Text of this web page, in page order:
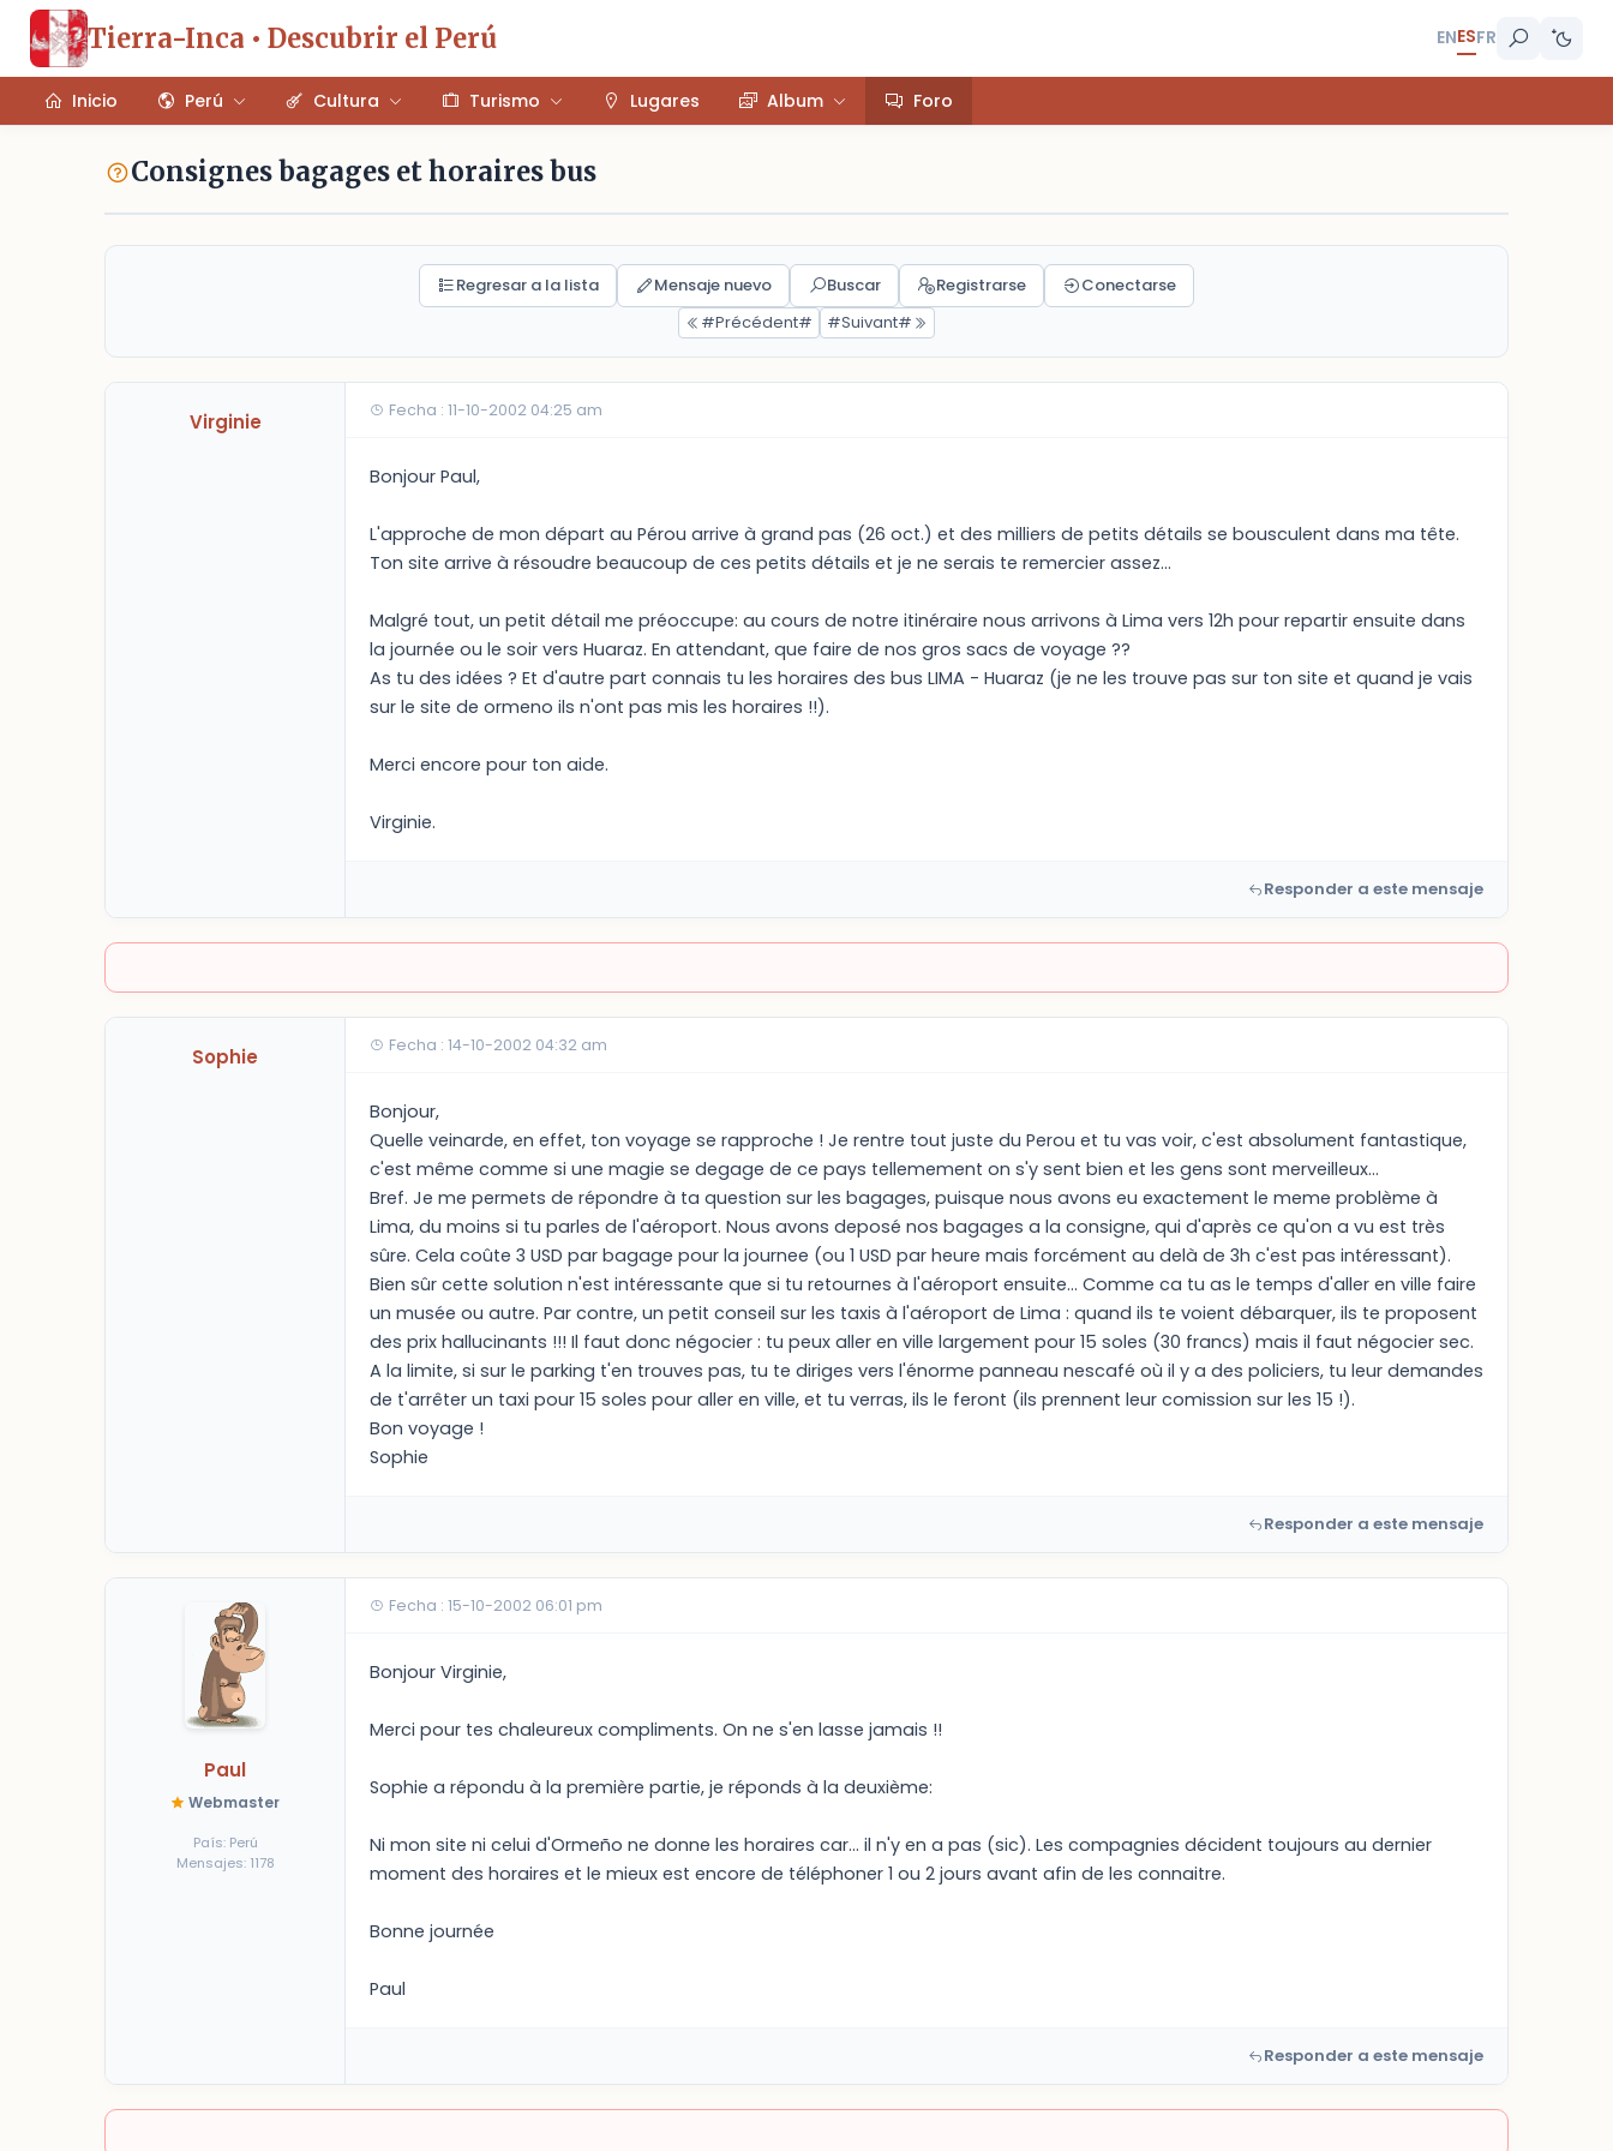
Tierra-Inca • Descubrir el Perú ENESFR
Inicio Perú Cultura Turismo Lugares Album Foro
Consignes bagages et horaires bus
Regresar a la lista Mensaje nuevo Buscar Registrarse
Conectarse
#Précédent#
#Suivant#
Virginie Fecha : 11-10-2002 04:25 am
Bonjour Paul,
L'approche de mon départ au Pérou arrive à grand pas (26 oct.) et des milliers de petits détails se bousculent dans ma tête.
Ton site arrive à résoudre beaucoup de ces petits détails et je ne serais te remercier assez...
Malgré tout, un petit détail me préoccupe: au cours de notre itinéraire nous arrivons à Lima vers 12h pour repartir ensuite dans
la journée ou le soir vers Huaraz. En attendant, que faire de nos gros sacs de voyage ??
As tu des idées ? Et d'autre part connais tu les horaires des bus LIMA - Huaraz (je ne les trouve pas sur ton site et quand je vais
sur le site de ormeno ils n'ont pas mis les horaires !!).
Merci encore pour ton aide.
Virginie.
Responder a este mensaje
Sophie Fecha : 14-10-2002 04:32 am
Bonjour,
Quelle veinarde, en effet, ton voyage se rapproche ! Je rentre tout juste du Perou et tu vas voir, c'est absolument fantastique,
c'est même comme si une magie se degage de ce pays tellemement on s'y sent bien et les gens sont merveilleux...
Bref. Je me permets de répondre à ta question sur les bagages, puisque nous avons eu exactement le meme problème à
Lima, du moins si tu parles de l'aéroport. Nous avons deposé nos bagages a la consigne, qui d'après ce qu'on a vu est très
sûre. Cela coûte 3 USD par bagage pour la journee (ou 1 USD par heure mais forcément au delà de 3h c'est pas intéressant).
Bien sûr cette solution n'est intéressante que si tu retournes à l'aéroport ensuite... Comme ca tu as le temps d'aller en ville faire
un musée ou autre. Par contre, un petit conseil sur les taxis à l'aéroport de Lima : quand ils te voient débarquer, ils te proposent
des prix hallucinants !!! Il faut donc négocier : tu peux aller en ville largement pour 15 soles (30 francs) mais il faut négocier sec.
A la limite, si sur le parking t'en trouves pas, tu te diriges vers l'énorme panneau nescafé où il y a des policiers, tu leur demandes
de t'arrêter un taxi pour 15 soles pour aller en ville, et tu verras, ils le feront (ils prennent leur comission sur les 15 !).
Bon voyage !
Sophie
Responder a este mensaje
Paul
Webmaster
País: Perú
Mensajes: 1178
Fecha : 15-10-2002 06:01 pm
Bonjour Virginie,
Merci pour tes chaleureux compliments. On ne s'en lasse jamais !!
Sophie a répondu à la première partie, je réponds à la deuxième:
Ni mon site ni celui d'Ormeño ne donne les horaires car... il n'y en a pas (sic). Les compagnies décident toujours au dernier
moment des horaires et le mieux est encore de téléphoner 1 ou 2 jours avant afin de les connaitre.
Bonne journée
Paul
Responder a este mensaje